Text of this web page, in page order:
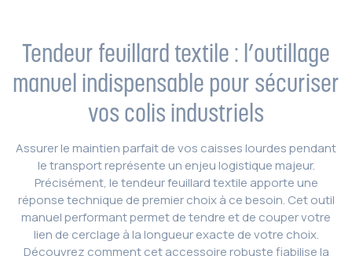
Tendeur feuillard textile : l’outillage
manuel indispensable pour sécuriser
vos colis industriels
Assurer le maintien parfait de vos caisses lourdes pendant
le transport représente un enjeu logistique majeur.
Précisément, le tendeur feuillard textile apporte une
réponse technique de premier choix à ce besoin. Cet outil
manuel performant permet de tendre et de couper votre
lien de cerclage à la longueur exacte de votre choix.
Découvrez comment cet accessoire robuste fiabilise la